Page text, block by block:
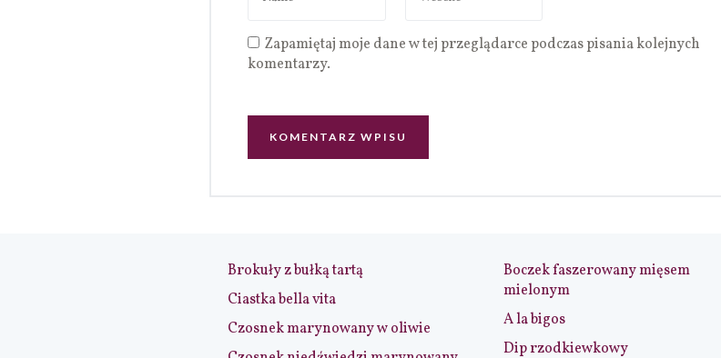
Zapamiętaj moje dane w tej przeglądarce podczas pisania kolejnych
komentarzy.
Brokuły z bułką tartą
Ciastka bella vita
Czosnek marynowany w oliwie
Boczek faszerowany mięsem
mielonym
A la bigos
Dip rzodkiewkowy